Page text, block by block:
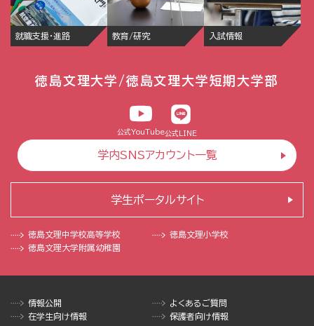
就職支援・進路 教育/研究 入試情報
徳島文理大学/徳島文理大学短期大学部
公式YouTube公式LINE
学内SNSアカウント一覧
徳島文理中学校高等学校
徳島文理小学校
徳島文理大学附属幼稚園
学生ポータルサイト
情報公開
よくあるご質問
在学生向け情報
保護者向け情報